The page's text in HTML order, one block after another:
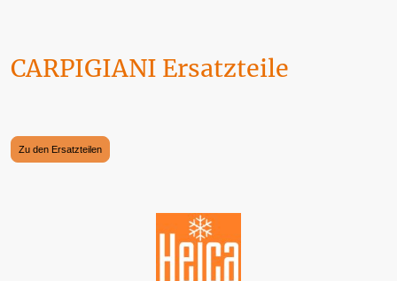
CARPIGIANI Ersatzteile
Zu den Ersatzteilen